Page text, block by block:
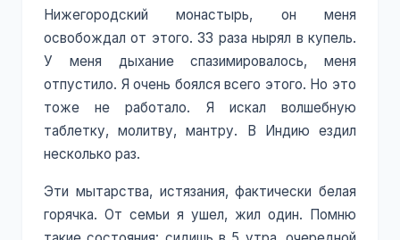
Нижегородский монастырь, он меня
освобождал от этого. 33 раза нырял в купель.
У меня дыхание спазимировалось, меня
отпустило. Я очень боялся всего этого. Но это
тоже не работало. Я искал волшебную
таблетку, молитву, мантру. В Индию ездил
несколько раз.
Эти мытарства, истязания, фактически белая
горячка. От семьи я ушел, жил один. Помню